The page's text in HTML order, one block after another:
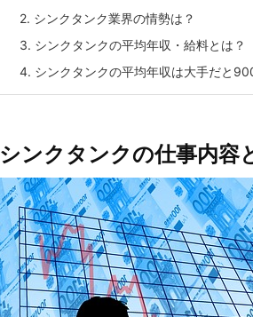
2. シンクタンク業界の情勢は？
3. シンクタンクの平均年収・給料とは？
4. シンクタンクの平均年収は大手だと
シンクタンクの仕事内容